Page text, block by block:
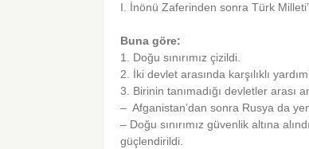
I. İnönü Zaferinden sonra Türk
Buna göre:
1. Doğu sınırımız çizildi.
2. İki devlet arasında karşılıklı
3. Birinin tanımadığı devletler arası
– Afganistan’dan sonra Rusya da
– Doğu sınırımız güvenlik altına
güçlendirildi.